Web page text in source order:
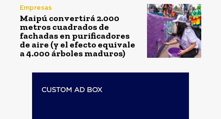
Empresas
Maipú convertirá 2.000
metros cuadrados de
fachadas en purificadores
de aire (y el efecto equivale
a 4.000 árboles maduros)